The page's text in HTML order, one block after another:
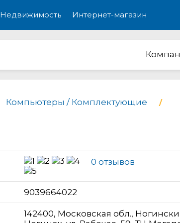
Недвижимость Интернет-магазин
Компьютеры / Комплектующие
0 отзывов
9039664022
142400, Московская обл.,